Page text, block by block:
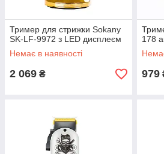
Тример для стрижки Sokany
SK-LF-9972 з LED дисплеєм
Немає в наявності
2 069 ₴
178
979